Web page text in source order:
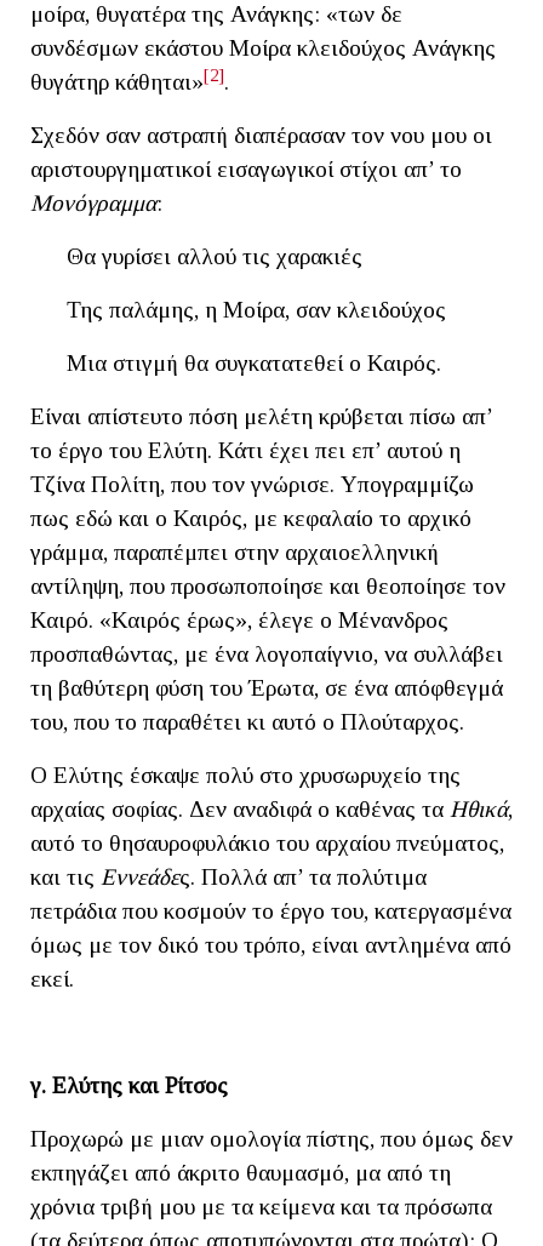
μοίρα, θυγατέρα της Ανάγκης: «των δε
συνδέσμων εκάστου Μοίρα κλειδούχος Ανάγκης
θυγάτηρ κάθηται»[2].
Σχεδόν σαν αστραπή διαπέρασαν τον νου μου οι
αριστουργηματικοί εισαγωγικοί στίχοι απ’ το
Μονόγραμμα:
Θα γυρίσει αλλού τις χαρακιές
Της παλάμης, η Μοίρα, σαν κλειδούχος
Μια στιγμή θα συγκατατεθεί ο Καιρός.
Είναι απίστευτο πόση μελέτη κρύβεται πίσω απ’
το έργο του Ελύτη. Κάτι έχει πει επ’ αυτού η
Τζίνα Πολίτη, που τον γνώρισε. Υπογραμμίζω
πως εδώ και ο Καιρός, με κεφαλαίο το αρχικό
γράμμα, παραπέμπει στην αρχαιοελληνική
αντίληψη, που προσωποποίησε και θεοποίησε τον
Καιρό. «Καιρός έρως», έλεγε ο Μένανδρος
προσπαθώντας, με ένα λογοπαίγνιο, να συλλάβει
τη βαθύτερη φύση του Έρωτα, σε ένα απόφθεγμά
του, που το παραθέτει κι αυτό ο Πλούταρχος.
Ο Ελύτης έσκαψε πολύ στο χρυσωρυχείο της
αρχαίας σοφίας. Δεν αναδιφά ο καθένας τα Ηθικά,
αυτό το θησαυροφυλάκιο του αρχαίου πνεύματος,
και τις Εννεάδες. Πολλά απ’ τα πολύτιμα
πετράδια που κοσμούν το έργο του, κατεργασμένα
όμως με τον δικό του τρόπο, είναι αντλημένα από
εκεί.
γ. Ελύτης και Ρίτσος
Προχωρώ με μιαν ομολογία πίστης, που όμως δεν
εκπηγάζει από άκριτο θαυμασμό, μα από τη
χρόνια τριβή μου με τα κείμενα και τα πρόσωπα